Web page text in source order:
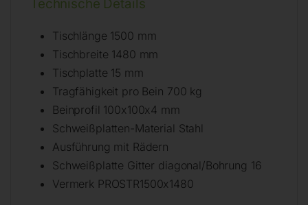
Technische Details
Tischlänge 1500 mm
Tischbreite 1480 mm
Tischplatte 15 mm
Tragfähigkeit pro Bein 700 kg
Beinprofil 100x100x4 mm
Schweißplatten-Material Stahl
Ausführung mit Rädern
Schweißplatte Gitter diagonal/Bohrung 16
Vermerk PROSTR1500x1480